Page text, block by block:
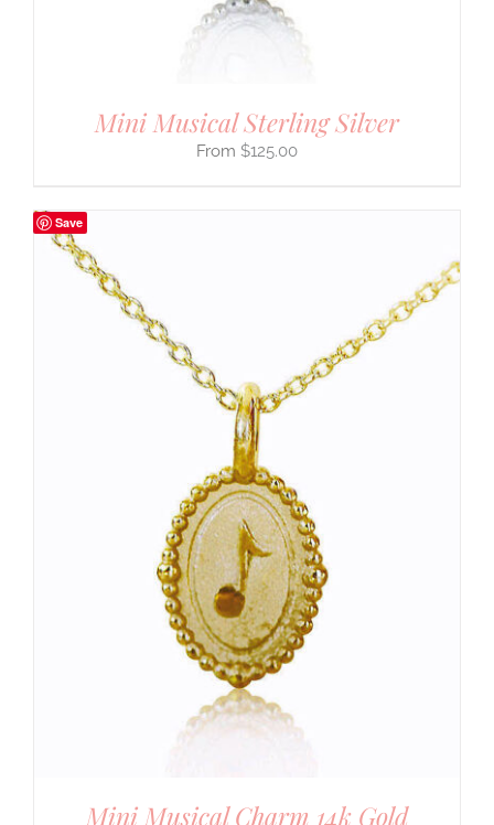
Mini Musical Sterling Silver
$125.00
Save
Mini Musical Charm 14k Gold